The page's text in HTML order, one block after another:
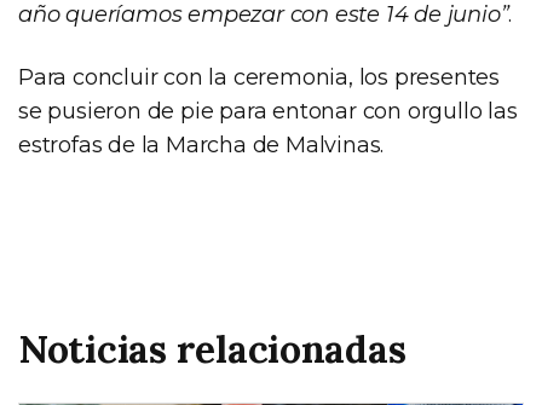
año queríamos empezar con este 14 de junio”.
Para concluir con la ceremonia, los presentes
se pusieron de pie para entonar con orgullo las
estrofas de la Marcha de Malvinas.
Noticias relacionadas